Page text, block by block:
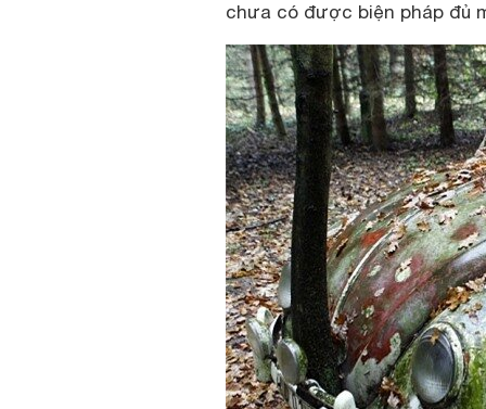
chưa có được biện pháp đủ